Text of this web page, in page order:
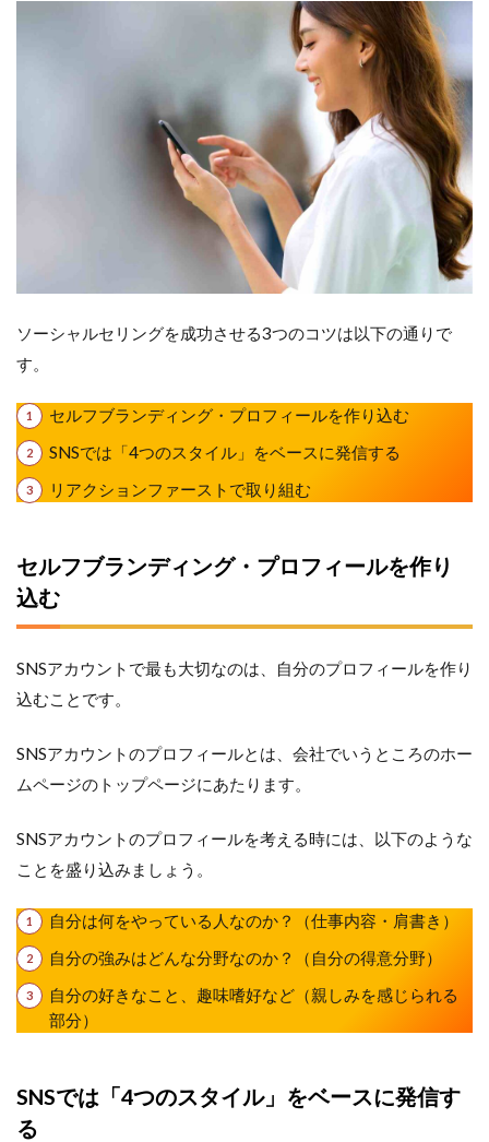
ソーシャルセリングを成功させる3つのコツは以下の通りで
す。
セルフブランディング・プロフィールを作り込む
SNSでは「4つのスタイル」をベースに発信する
リアクションファーストで取り組む
セルフブランディング・プロフィールを作り
込む
SNSアカウントで最も大切なのは、自分のプロフィールを作り
込むことです。
SNSアカウントのプロフィールとは、会社でいうところのホー
ムページのトップページにあたります。
SNSアカウントのプロフィールを考える時には、以下のような
ことを盛り込みましょう。
自分は何をやっている人なのか？（仕事内容・肩書き）
自分の強みはどんな分野なのか？（自分の得意分野）
自分の好きなこと、趣味嗜好など（親しみを感じられる
部分）
SNSでは「4つのスタイル」をベースに発信す
る